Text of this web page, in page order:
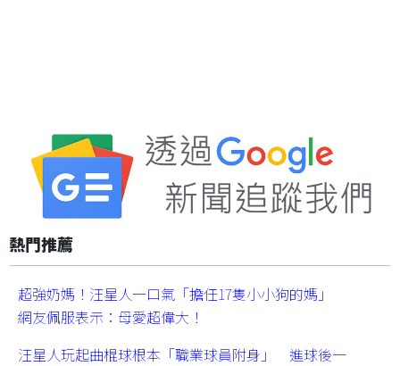
熱門推薦
超強奶媽！汪星人一口氣「擔任17隻小小狗的媽」
網友佩服表示：母愛超偉大！
汪星人玩起曲棍球根本「職業球員附身」 進球後一